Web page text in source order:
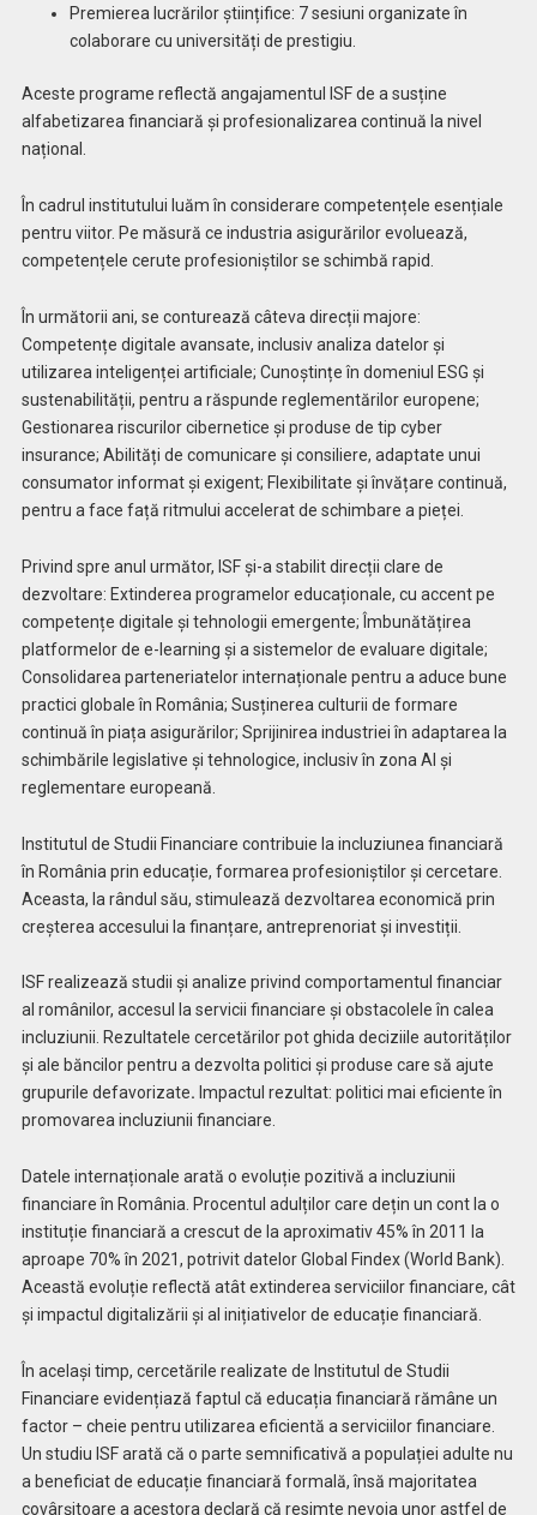
Premierea lucrărilor științifice: 7 sesiuni organizate în
colaborare cu universități de prestigiu.
Aceste programe reflectă angajamentul ISF de a susține
alfabetizarea financiară și profesionalizarea continuă la nivel
național.
În cadrul institutului luăm în considerare competențele esențiale
pentru viitor. Pe măsură ce industria asigurărilor evoluează,
competențele cerute profesioniștilor se schimbă rapid.
În următorii ani, se conturează câteva direcții majore:
Competențe digitale avansate, inclusiv analiza datelor și
utilizarea inteligenței artificiale; Cunoștințe în domeniul ESG și
sustenabilității, pentru a răspunde reglementărilor europene;
Gestionarea riscurilor cibernetice și produse de tip cyber
insurance; Abilități de comunicare și consiliere, adaptate unui
consumator informat și exigent; Flexibilitate și învățare continuă,
pentru a face față ritmului accelerat de schimbare a pieței.
Privind spre anul următor, ISF și-a stabilit direcții clare de
dezvoltare: Extinderea programelor educaționale, cu accent pe
competențe digitale și tehnologii emergente; Îmbunătățirea
platformelor de e-learning și a sistemelor de evaluare digitale;
Consolidarea parteneriatelor internaționale pentru a aduce bune
practici globale în România; Susținerea culturii de formare
continuă în piața asigurărilor; Sprijinirea industriei în adaptarea la
schimbările legislative și tehnologice, inclusiv în zona AI și
reglementare europeană.
Institutul de Studii Financiare contribuie la incluziunea financiară
în România prin educație, formarea profesioniștilor și cercetare.
Aceasta, la rândul său, stimulează dezvoltarea economică prin
creșterea accesului la finanțare, antreprenoriat și investiții.
ISF realizează studii și analize privind comportamentul financiar
al românilor, accesul la servicii financiare și obstacolele în calea
incluziunii. Rezultatele cercetărilor pot ghida deciziile autorităților
și ale băncilor pentru a dezvolta politici și produse care să ajute
grupurile defavorizate. Impactul rezultat: politici mai eficiente în
promovarea incluziunii financiare.
Datele internaționale arată o evoluție pozitivă a incluziunii
financiare în România. Procentul adulților care dețin un cont la o
instituție financiară a crescut de la aproximativ 45% în 2011 la
aproape 70% în 2021, potrivit datelor Global Findex (World Bank).
Această evoluție reflectă atât extinderea serviciilor financiare, cât
și impactul digitalizării și al inițiativelor de educație financiară.
În același timp, cercetările realizate de Institutul de Studii
Financiare evidențiază faptul că educația financiară rămâne un
factor – cheie pentru utilizarea eficientă a serviciilor financiare.
Un studiu ISF arată că o parte semnificativă a populației adulte nu
a beneficiat de educație financiară formală, însă majoritatea
covârșitoare a acestora declară că resimte nevoia unor astfel de